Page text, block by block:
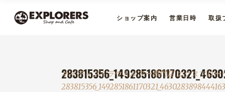
ショップ案内 営業日時 取扱
ネイティブトラウトルアー専門店 エクスプロー